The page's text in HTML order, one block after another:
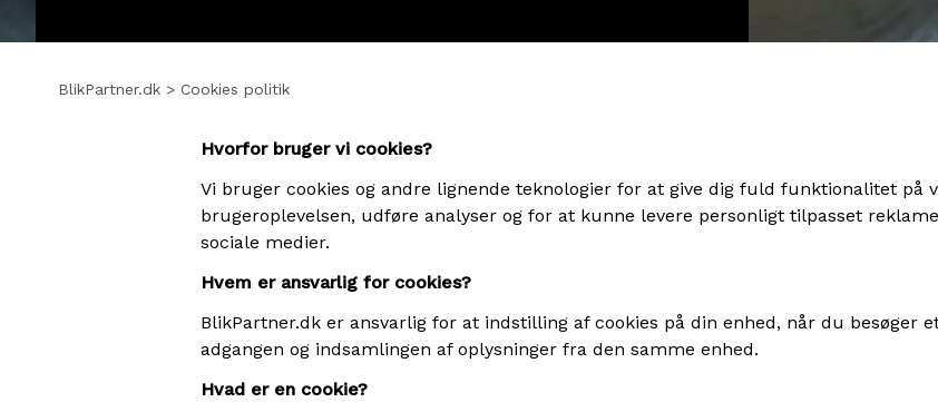
BlikPartner.dk > Cookies politik
Hvorfor bruger vi cookies?
Vi bruger cookies og andre lignende teknologier for at give dig fuld funktionalitet på
brugeroplevelsen, udføre analyser og for at kunne levere personligt tilpasset
sociale medier.
Hvem er ansvarlig for cookies?
BlikPartner.dk er ansvarlig for at indstilling af cookies på din enhed, når du besøger
adgangen og indsamlingen af oplysninger fra den samme enhed.
Hvad er en cookie?